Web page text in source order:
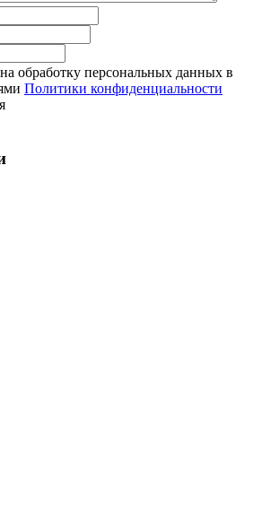
обработку персональных данных в
Политики конфиденциальности